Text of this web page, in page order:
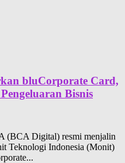
bluCorporate Card,
Bisnis
(BCA Digital) resmi menjalin
Teknologi Indonesia (Monit)